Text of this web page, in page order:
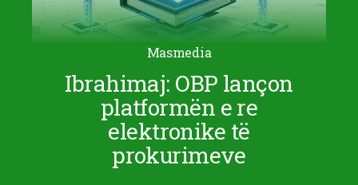
Masmedia
Ibrahimaj: OBP lançon
platformën e re
elektronike të
prokurimeve